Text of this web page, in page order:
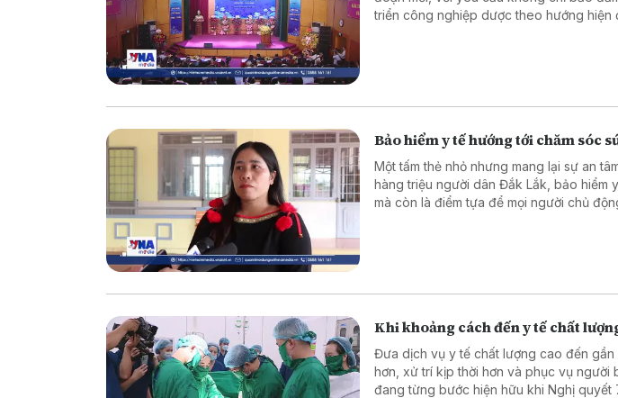
triển công nghiệp dược theo hướng hiện
Bảo hiểm y tế hướng tới chăm sóc
Một tấm thẻ nhỏ nhưng mang lại sự an
hàng triệu người dân Đắk Lắk, bảo hiểm
mà còn là điểm tựa để mọi người chủ
Khi khoảng cách đến y tế chất
Đưa dịch vụ y tế chất lượng cao đến gần
hơn, xử trí kịp thời hơn và phục vụ người
đang từng bước hiện hữu khi Nghị quyết